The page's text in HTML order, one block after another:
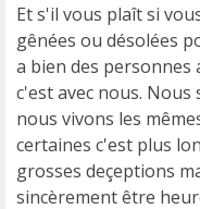
a
g
e
n
o
n
l
u
Et s'il vous plaît si
gênées ou désolées
a bien des personnes
c'est avec nous. Nous
nous vivons les
certaines c'est plus
grosses deçeptions
sincèrement être